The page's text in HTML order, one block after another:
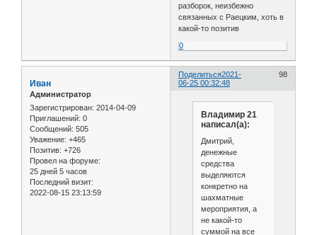
разборок, неизбежно
связанных с Раецким, хоть в
какой-то позитив
0
Поделиться 98
2021-
06-25 00:32:48
Иван
Администратор
Зарегистрирован: 2014-04-09
Приглашений: 0
Сообщений: 505
Уважение: +465
Позитив: +726
Провел на форуме:
25 дней 5 часов
Последний визит:
2022-08-15 23:13:59
Владимир 21
написал(а):
Дмитрий,
денежные
средства
выделяются
конкретно на
шахматные
мероприятия, а
не какой-то
суммой на все